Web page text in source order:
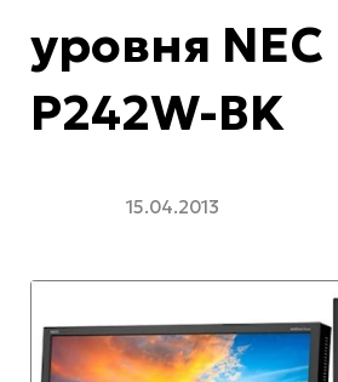
уровня NEC
P242W-BK
15.04.2013